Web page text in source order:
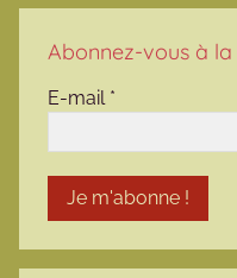
Abonnez-vous à
E-mail *